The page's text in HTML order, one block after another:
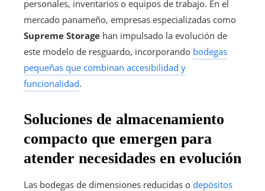
personales, inventarios o equipos de trabajo. En el
mercado panameño, empresas especializadas como
Supreme Storage han impulsado la evolución de
este modelo de resguardo, incorporando bodegas
pequeñas que combinan accesibilidad y
funcionalidad.
Soluciones de almacenamiento
compacto que emergen para
atender necesidades en evolución
Las bodegas de dimensiones reducidas o depósitos